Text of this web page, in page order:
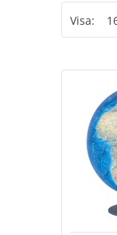
Visa: